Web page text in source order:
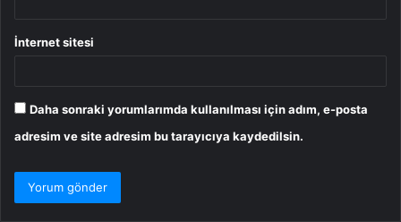
İnternet sitesi
Daha sonraki yorumlarımda kullanılması için adım, e-posta
adresim ve site adresim bu tarayıcıya kaydedilsin.